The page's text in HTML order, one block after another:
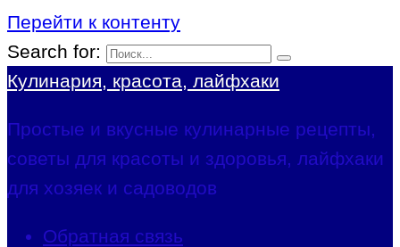
Перейти к контенту
Search for:
Кулинария, красота, лайфхаки
Простые и вкусные кулинарные рецепты,
советы для красоты и здоровья, лайфхаки
для хозяек и садоводов
Обратная связь